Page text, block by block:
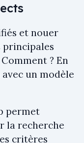
et nouer
principales
? En
un modèle
permet
la recherche
critères